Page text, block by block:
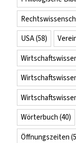
USA(58)
Wörterbuch (40)
Öffnungszeiten